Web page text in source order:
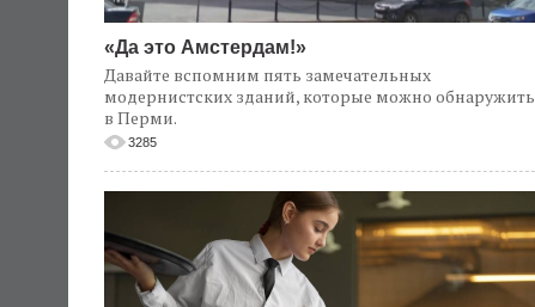
«Да это Амстердам!»
Давайте вспомним пять замечательных
модернистских зданий, которые можно обнаружить
в Перми.
3285